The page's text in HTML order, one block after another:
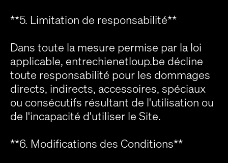
**5. Limitation de responsabilité**
Dans toute la mesure permise par la loi
applicable, entrechienetloup.be décline
toute responsabilité pour les dommages
directs, indirects, accessoires, spéciaux
ou consécutifs résultant de l'utilisation ou
de l'incapacité d'utiliser le Site.
**6. Modifications des Conditions**